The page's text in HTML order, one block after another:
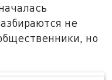
не
но